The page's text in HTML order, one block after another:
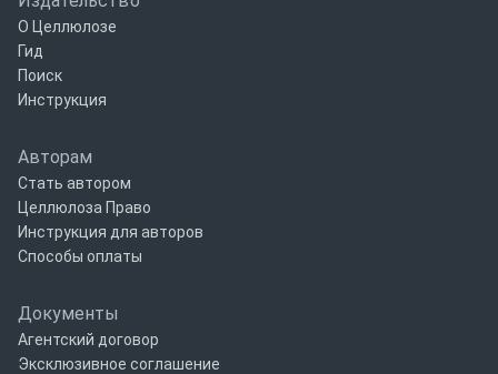
О Целлюлозе
Гид
Поиск
Инструкция
Авторам
Стать автором
Целлюлоза Право
Инструкция для авторов
Способы оплаты
Документы
Агентский договор
Эксклюзивное соглашение